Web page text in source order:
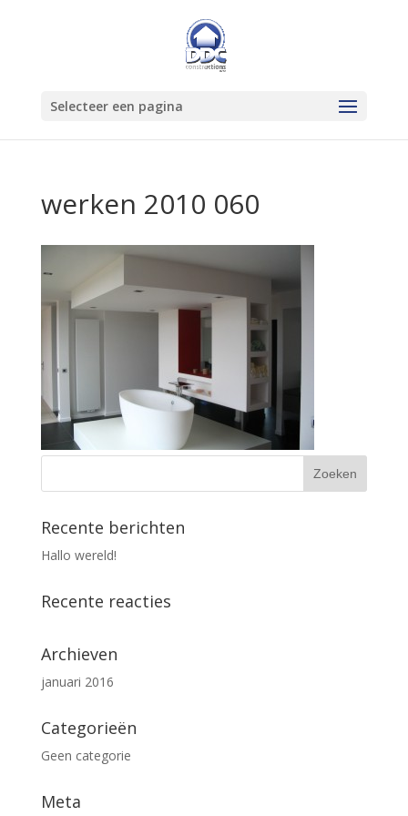
Selecteer een pagina
werken 2010 060
Recente berichten
Hallo wereld!
Recente reacties
Archieven
januari 2016
Categorieën
Geen categorie
Meta